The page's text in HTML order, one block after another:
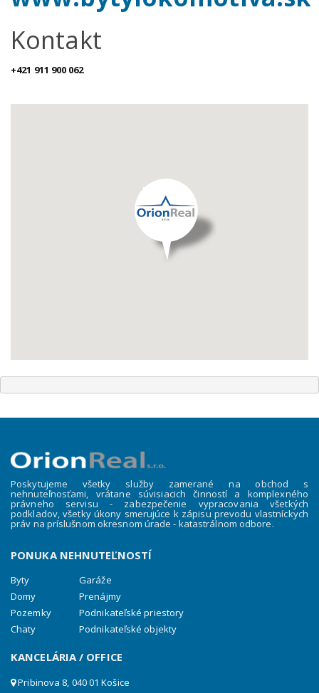
Kontakt
+421 911 900 062
Poskytujeme všetky služby zamerané na obchod s
nehnuteľnosťami, vrátane súvisiacich činností a komplexného
právneho servisu - zabezpečenie vypracovania všetkých
podkladov, všetky úkony smerujúce k zápisu prevodu vlastníckych
práv na príslušnom okresnom úrade - katastrálnom odbore.
PONUKA NEHNUTEĽNOSTÍ
Byty
Domy
Pozemky
Chaty
Garáže
Prenájmy
Podnikateľské priestory
Podnikateľské objekty
KANCELÁRIA / OFFICE
Pribinova 8, 040 01 Košice